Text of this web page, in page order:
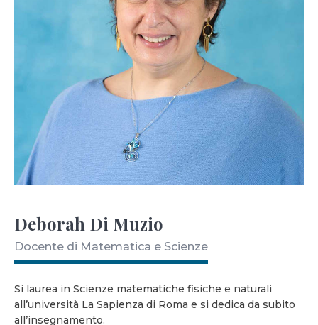
Deborah Di Muzio
Docente di Matematica e Scienze
Si laurea in Scienze matematiche fisiche e naturali
all’università La Sapienza di Roma e si dedica da subito
all’insegnamento.